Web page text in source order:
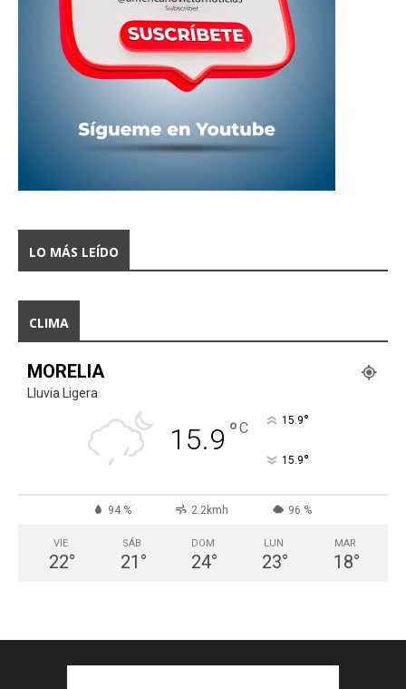
LO MÁS LEÍDO
CLIMA
MORELIA
Lluvia Ligera
15.9 °C 15.9°
15.9°
94 % 2.2kmh 96 %
VIE
22°
SÁB
21 °
DOM
24°
LUN
23°
MAR
18°